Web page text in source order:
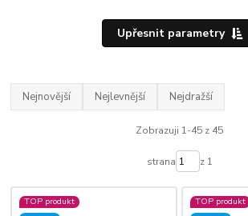
Upřesnit parametry
Nejnovější Nejlevnější Nejdražší
Zobrazuji 1-45 z 45
strana z 1
TOP produkt
TOP produkt